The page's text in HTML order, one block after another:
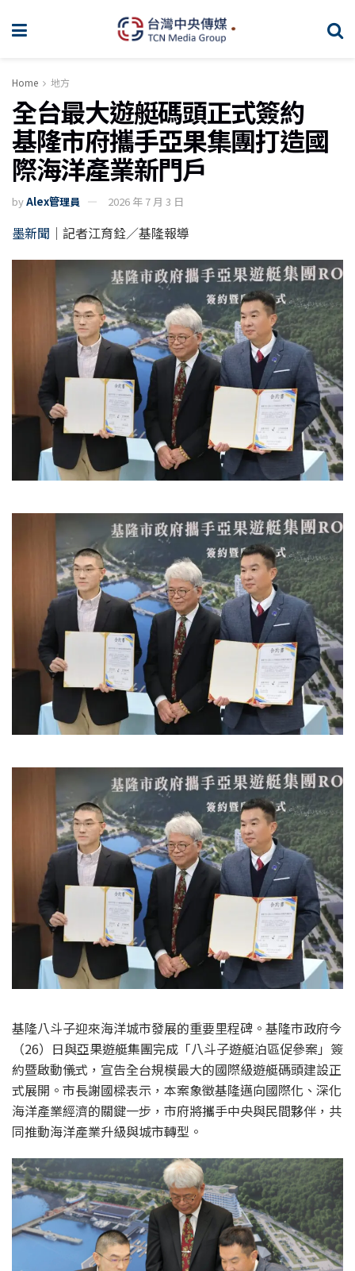
Home 地方
全台最大遊艇碼頭正式簽約
基隆市府攜手亞果集團打造國
際海洋產業新門戶
byAlex管理員 2026 年 7 月 3 日
墨新聞 ｜記者江育銓／基隆報導
基隆八斗子迎來海洋城市發展的重要里程碑。基隆市政府今
（26）日與亞果遊艇集團完成「八斗子遊艇泊區促參案」簽
約暨啟動儀式，宣告全台規模最大的國際級遊艇碼頭建設正
式展開。市長謝國樑表示，本案象徵基隆邁向國際化、深化
海洋產業經濟的關鍵一步，市府將攜手中央與民間夥伴，共
同推動海洋產業升級與城市轉型。